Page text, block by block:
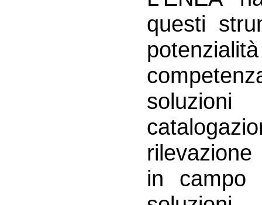
questi
in